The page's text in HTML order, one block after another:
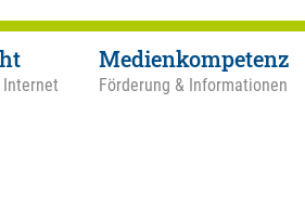
Internet
Medienkompetenz
Förderung & Informationen